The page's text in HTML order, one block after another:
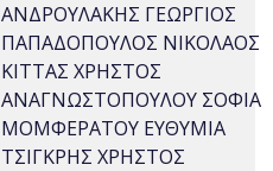
ΑΝΔΡΟΥΛΑΚΗΣ ΓΕΩΡΓΙΟΣ
ΠΑΠΑΔΟΠΟΥΛΟΣ ΝΙΚΟΛΑΟΣ
ΚΙΤΤΑΣ ΧΡΗΣΤΟΣ
ΑΝΑΓΝΩΣΤΟΠΟΥΛΟΥ ΣΟΦΙΑ
ΜΟΜΦΕΡΑΤΟΥ ΕΥΘΥΜΙΑ
ΤΣΙΓΚΡΗΣ ΧΡΗΣΤΟΣ